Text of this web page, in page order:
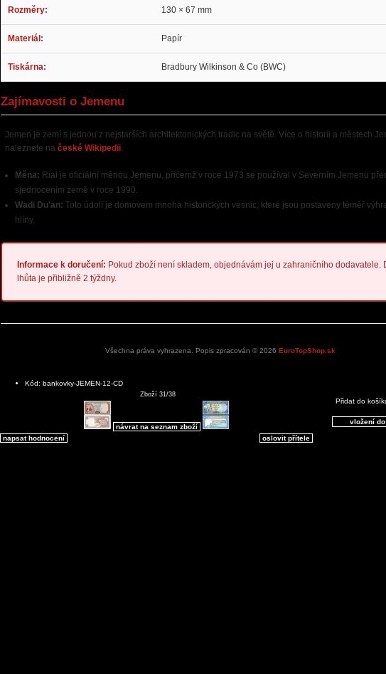
Rozměry: 130 × 67 mm
Materiál: Papír
Tiskárna: Bradbury Wilkinson & Co (BWC)
Zajímavosti o Jemenu
Jemen je zemí s jednou z nejstarších architektonických tradic na světě. Více o historii a městech
naleznete na české Wikipedii
Měna: Rial je oficiální měnou Jemenu, přičemž v roce 1973 se používal v Severním Jemenu
sjednocením země v roce 1990.
Wadi Du'an: Toto údolí je domovem mnoha historických vesnic, které jsou postaveny téměř
hlíny.
Informace k doručení: Pokud zboží není skladem, objednávám jej u zahraničního dodavatele.
lhůta je přibližně 2 týždny.
Všechna práva vyhrazena. Popis zpracován © 2026 EuroTopShop.sk
Přidat do
Kód: bankovky-JEMEN-12-CD
Zboží 31/38
návrat na seznam zboží
oslovit přítele
napsat hodnocení